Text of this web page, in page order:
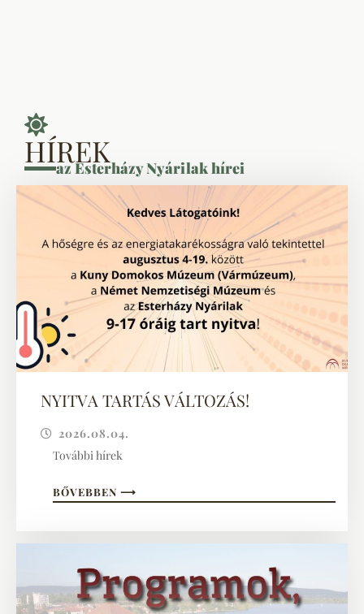
HÍREK
az Esterházy Nyárilak hírei
NYITVA TARTÁS VÁLTOZÁS!
2026.08.04.
További hírek
BŐVEBBEN ⟶